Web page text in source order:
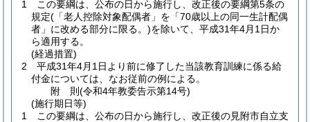
1
この要綱は、公布の日から施行し、改正後の要綱第5条の
規定(「老人控除対象配偶者」を「70歳以上の同一生計配偶
者」に改める部分に限る。)を除いて、平成31年4月1日か
ら適用する。
(経過措置)
2
平成31年4月1日より前に修了した当該教育訓練に係る給
付金については、なお従前の例による。
附 則(令和4年教委告示第14号)
(施行期日等)
1
この要綱は、公布の日から施行し、改正後の見附市自立支